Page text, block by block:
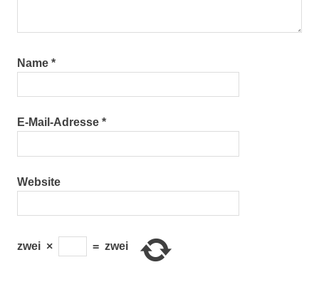
Name *
E-Mail-Adresse *
Website
zwei × = zwei